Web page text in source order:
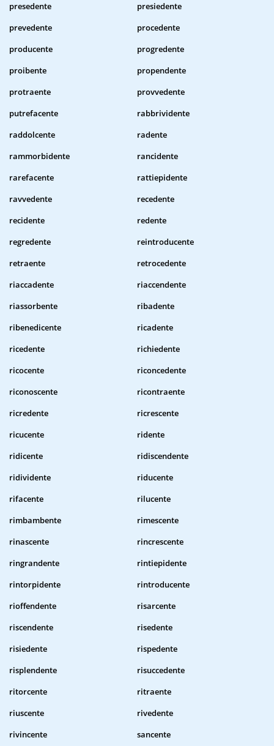
presedente
presiedente
prevedente
procedente
producente
progredente
proibente
propendente
protraente
provvedente
putrefacente
rabbrividente
raddolcente
radente
rammorbidente
rancidente
rarefacente
rattiepidente
ravvedente
recedente
recidente
redente
regredente
reintroducente
retraente
retrocedente
riaccadente
riaccendente
riassorbente
ribadente
ribenedicente
ricadente
ricedente
richiedente
ricocente
riconcedente
riconoscente
ricontraente
ricredente
ricrescente
ricucente
ridente
ridicente
ridiscendente
ridividente
riducente
rifacente
rilucente
rimbambente
rimescente
rinascente
rincrescente
ringrandente
rintiepidente
rintorpidente
rintroducente
rioffendente
risarcente
riscendente
risedente
risiedente
rispedente
risplendente
risuccedente
ritorcente
ritraente
riuscente
rivedente
rivincente
sancente